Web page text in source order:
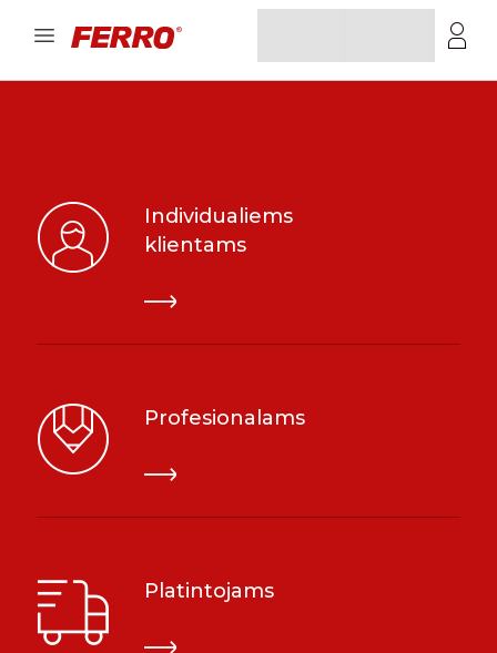
Individualiems
klientams
Profesionalams
Platintojams